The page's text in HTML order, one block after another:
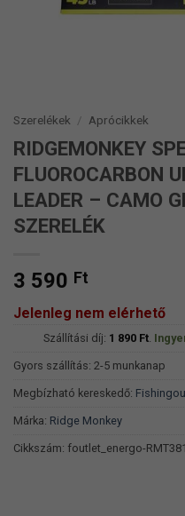
Szerelékek / Aprócikkek
RIDGEMONKEY
FLUOROCARBON
LEADER – CAMO
SZERELÉK
3 590 Ft
Jelenleg nem elérhető
Szállítási díj: 1 890 Ft.
Gyors szállítás: 2-5 munkanap
Megbízható kereskedő:
Márka: Ridge Monkey
Cikkszám: foutlet_energo-